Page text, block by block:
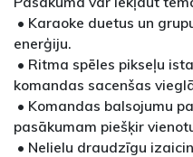
• Karaoke duetus un
enerģiju.
• Ritma spēles pikseļu
komandas sacenšas
• Komandas balsojumu
pasākumam piešķir
• Nelielu draudzīgu